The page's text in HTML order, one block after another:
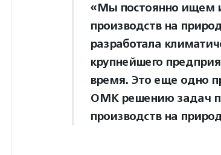
«Мы постоянно ищем
производств на
разработала
крупнейшего
время. Это еще одно
ОМК решению задач
производств на